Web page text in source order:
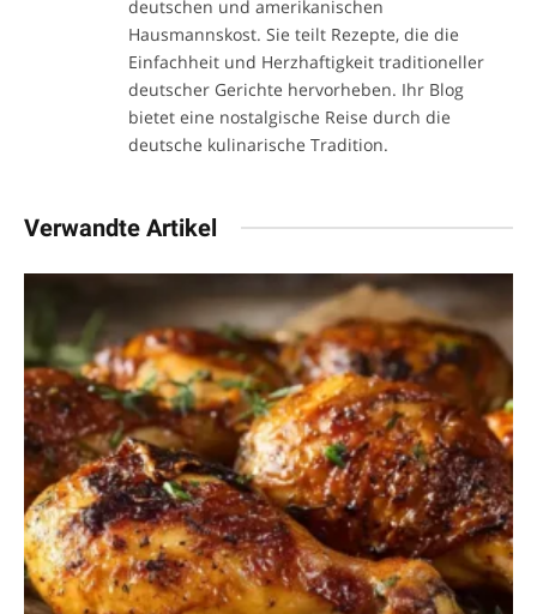
deutschen und amerikanischen
Hausmannskost. Sie teilt Rezepte, die die
Einfachheit und Herzhaftigkeit traditioneller
deutscher Gerichte hervorheben. Ihr Blog
bietet eine nostalgische Reise durch die
deutsche kulinarische Tradition.
Verwandte Artikel